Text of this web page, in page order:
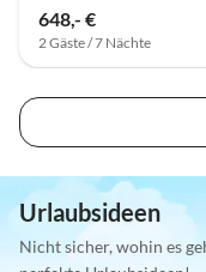
648,- €
2 Gäste / 7 Nächte
Urlaubsideen
Nicht sicher, wohin es